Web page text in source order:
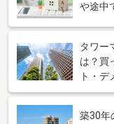
や途中
タワー
は？買
ト・デ
築30年